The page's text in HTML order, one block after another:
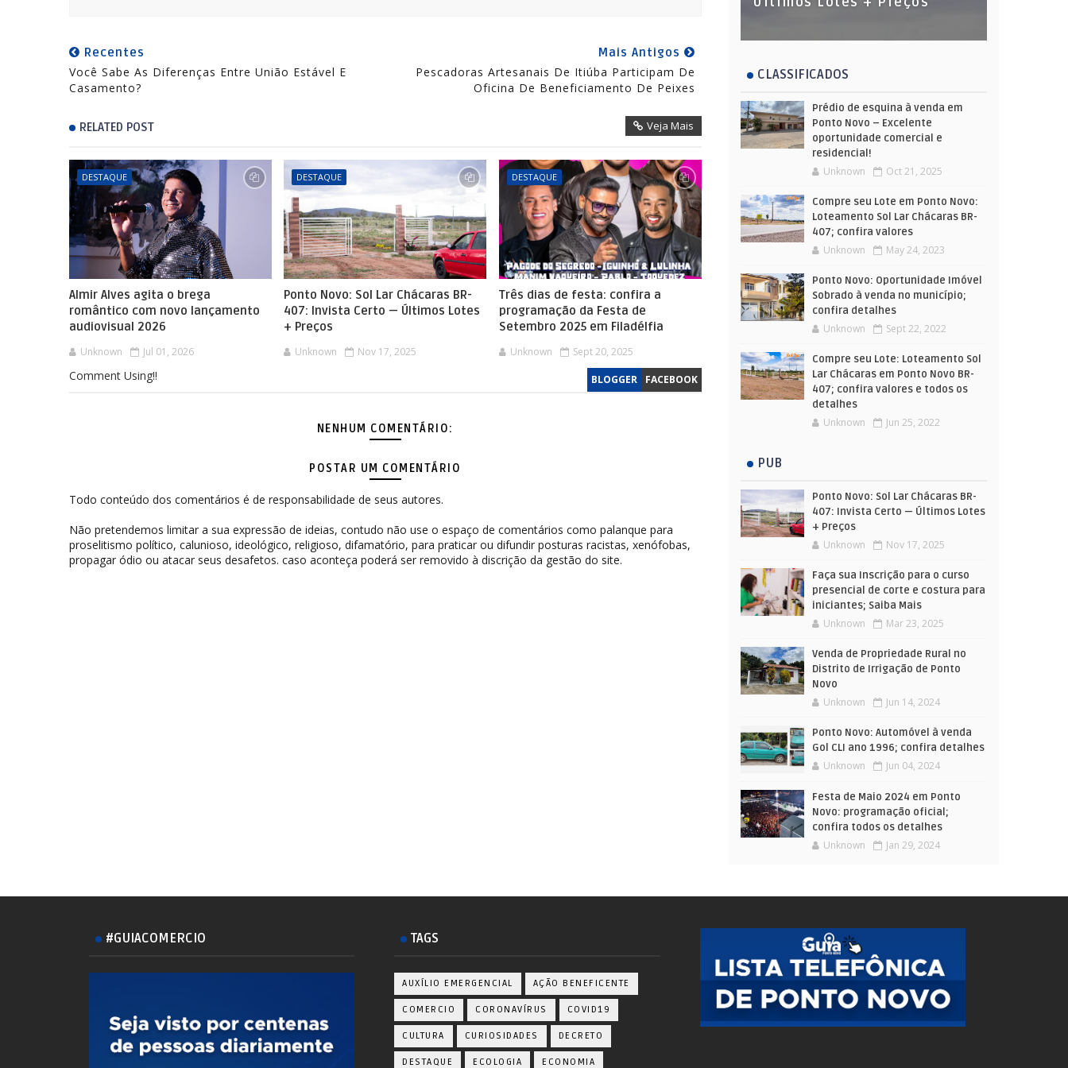
Recentes
Você Sabe As Diferenças Entre União Estável E
Casamento?
Mais Antigos
Pescadoras Artesanais De Itiúba Participam De
Oficina De Beneficiamento De Peixes
RELATED POST Veja Mais
DESTAQUE
Almir Alves agita o brega
romântico com novo lançamento
audiovisual 2026
Unknown Jul 01, 2026
DESTAQUE
Ponto Novo: Sol Lar Chácaras BR-
407: Invista Certo — Últimos Lotes
+ Preços
Unknown Nov 17, 2025
DESTAQUE
Três dias de festa: confira a
programação da Festa de
Setembro 2025 em Filadélfia
Unknown Sept 20, 2025
BLOGGER FACEBOOK
Comment Using!!
NENHUM COMENTÁRIO:
POSTAR UM COMENTÁRIO
Todo conteúdo dos comentários é de responsabilidade de seus autores.
Não pretendemos limitar a sua expressão de ideias, contudo não use o espaço de comentários como palanque para
proselitismo político, calunioso, ideológico, religioso, difamatório, para praticar ou difundir posturas racistas, xenófobas,
propagar ódio ou atacar seus desafetos. caso aconteça poderá ser removido à discrição da gestão do site.
CLASSIFICADOS
Prédio de esquina à venda em
Ponto Novo – Excelente
oportunidade comercial e
residencial!
Unknown Oct 21, 2025
Compre seu Lote em Ponto Novo:
Loteamento Sol Lar Chácaras BR-
407; confira valores
Unknown May 24, 2023
Ponto Novo: Oportunidade Imóvel
Sobrado à venda no município;
confira detalhes
Unknown Sept 22, 2022
Compre seu Lote: Loteamento Sol
Lar Chácaras em Ponto Novo BR-
407; confira valores e todos os
detalhes
Unknown Jun 25, 2022
PUB
Ponto Novo: Sol Lar Chácaras BR-
407: Invista Certo — Últimos Lotes
+ Preços
Unknown Nov 17, 2025
Faça sua Inscrição para o curso
presencial de corte e costura para
iniciantes; Saiba Mais
Unknown Mar 23, 2025
Venda de Propriedade Rural no
Distrito de Irrigação de Ponto
Novo
Unknown Jun 14, 2024
Ponto Novo: Automóvel à venda
Gol CLI ano 1996; confira detalhes
Unknown Jun 04, 2024
Festa de Maio 2024 em Ponto
Novo: programação oficial;
confira todos os detalhes
Unknown Jan 29, 2024
#GUIACOMERCIO TAGS
AUXÍLIO EMERGENCIAL AÇÃO BENEFICENTE
COMERCIO CORONAVÍRUS COVID19
CULTURA CURIOSIDADES DECRETO
DESTAQUE ECOLOGIA ECONOMIA